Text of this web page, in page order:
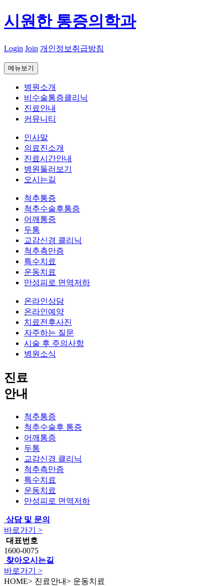
시원한 통증의학과
Login Join 개인정보취급방침
메뉴보기
병원소개
비수술통증클리닉
진료안내
커뮤니티
인사말
의료진소개
진료시간안내
병원둘러보기
오시는길
척추통증
척추수술후통증
어깨통증
두통
교감신경 클리닉
척추측만증
특수치료
운동치료
만성피로 면역저하
온라인상담
온라인예약
치료전후사진
자주하는 질문
시술 후 주의사항
병원소식
진료
안내
척추통증
척추수술후 통증
어깨통증
두통
교감신경 클리닉
척추측만증
특수치료
운동치료
만성피로 면역저하
상담 및 문의
바로가기 >
대표번호
1600-0075
찾아오시는길
바로가기 >
HOME> 진료안내> 운동치료